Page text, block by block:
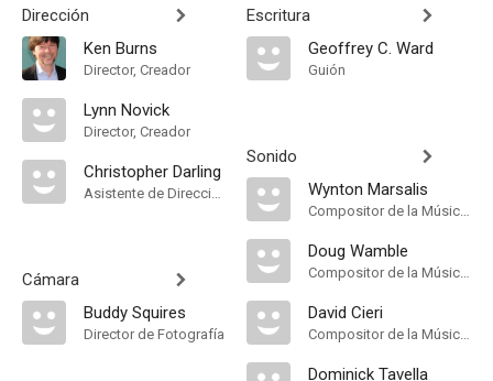
Dirección
Ken Burns
Director, Creador
Lynn Novick
Director, Creador
Christopher Darling
Asistente de Dirección
Cámara
Buddy Squires
Director de Fotografía
Escritura
Geoffrey C. Ward
Guión
Sonido
Wynton Marsalis
Compositor de la Música Original, Music Arranger
Doug Wamble
Compositor de la Música Original
David Cieri
Compositor de la Música Original
Dominick Tavella